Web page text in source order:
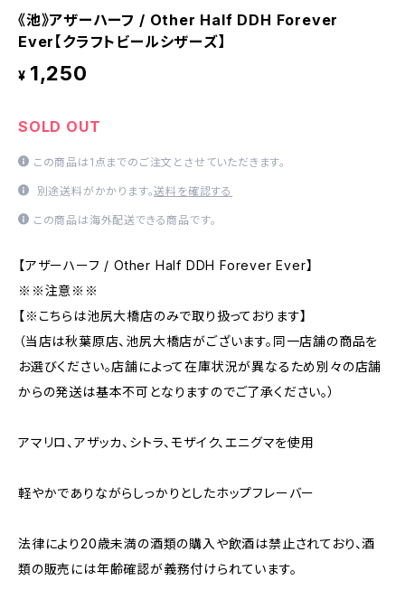
《池》アザーハーフ / Other Half DDH Forever
Ever【クラフトビールシザーズ】
¥ 1,250
SOLD OUT
この商品は1点までのご注文とさせていただきます。
別途送料がかかります。送料を確認する
この商品は海外配送できる商品です。
【アザーハーフ / Other Half DDH Forever Ever】
※※注意※※
【※こちらは池尻大橋店のみで取り扱っております】
（当店は秋葉原店、池尻大橋店がございます。同一店舗の商品を
お選びください。店舗によって在庫状況が異なるため別々の店舗
からの発送は基本不可となりますのでご了承ください。）
アマリロ、アザッカ、シトラ、モザイク、エニグマを使用
軽やかでありながらしっかりとしたホップフレーバー
法律により20歳未満の酒類の購入や飲酒は禁止されており、酒
類の販売には年齢確認が義務付けられています。